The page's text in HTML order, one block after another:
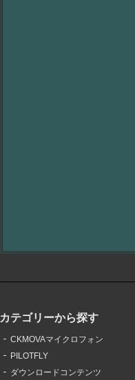
カテゴリーから探す
CKMOVAマイクロフォン
PILOTFLY
ダウンロードコンテンツ